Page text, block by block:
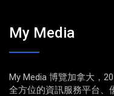
My Media
My Media 博覽加拿大，
全方位的資訊服務平台、